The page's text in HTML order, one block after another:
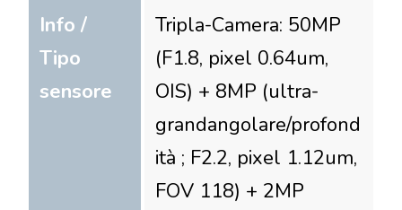
Info /
Tipo
sensore
Tripla-Camera: 50MP
(F1.8, pixel 0.64um,
OIS) + 8MP (ultra-
grandangolare/profond
ità ; F2.2, pixel 1.12um,
FOV 118) + 2MP